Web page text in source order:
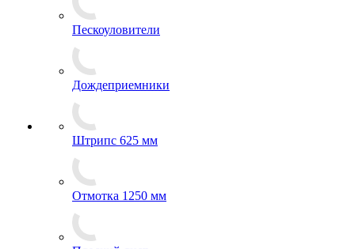
Пескоуловители
Дождеприемники
Штрипс 625 мм
Отмотка 1250 мм